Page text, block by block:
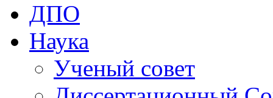
ДПО
Наука
Ученый совет